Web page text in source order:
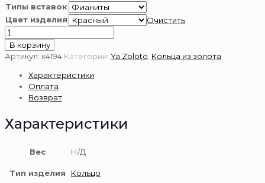
Типы вставок
Цвет изделия
Очистить
Количество
товара
Золотое
пробы
В корзину
Артикул: к4194 Категории: Ya Zoloto Кольца из золота
Характеристики
Оплата
Возврат
Характеристики
Вес Н/Д
Тип изделия Кольцо